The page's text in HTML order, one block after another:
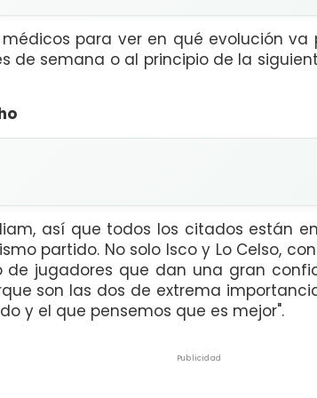
para ver en qué evolución
de semana o al principio de la
así que todos los citados están
partido. No solo Isco y Lo Celso,
jugadores que dan una gran
son las dos de extrema
y el que pensemos que es mejor".
Publicidad